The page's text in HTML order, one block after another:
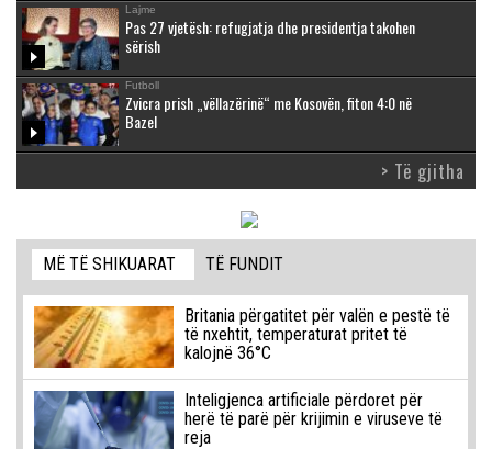
Lajme
Pas 27 vjetësh: refugjatja dhe presidentja takohen
sërish
Futboll
Zvicra prish „vëllazërinë“ me Kosovën, fiton 4:0 në
Bazel
> Të gjitha
MË TË SHIKUARAT TË FUNDIT
Britania përgatitet për valën e pestë të
të nxehtit, temperaturat pritet të
kalojnë 36°C
Inteligjenca artificiale përdoret për
herë të parë për krijimin e viruseve të
reja